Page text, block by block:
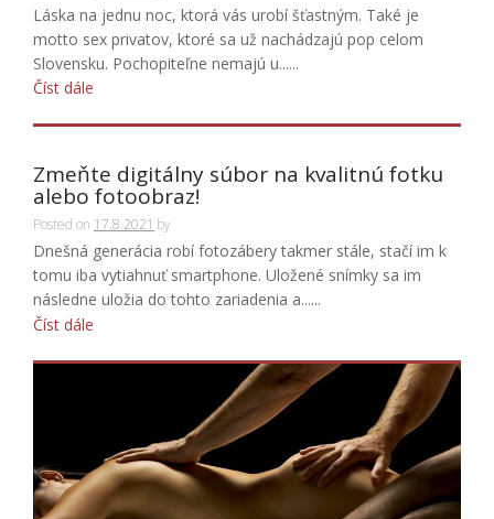
Láska na jednu noc, ktorá vás urobí šťastným. Také je
motto sex privatov, ktoré sa už nachádzajú pop celom
Slovensku. Pochopiteľne nemajú u......
Číst dále
Zmeňte digitálny súbor na kvalitnú fotku
alebo fotoobraz!
Posted on 17.8.2021 by
Dnešná generácia robí fotozábery takmer stále, stačí im k
tomu iba vytiahnuť smartphone. Uložené snímky sa im
následne uložia do tohto zariadenia a......
Číst dále